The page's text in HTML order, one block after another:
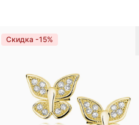
Скидка -15%